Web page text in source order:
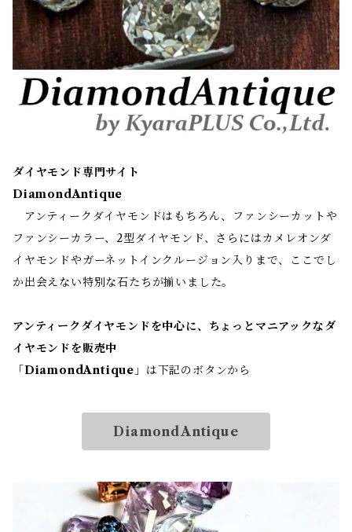
ダイヤモンド専門サイト
DiamondAntique
アンティークダイヤモンドはもちろん、ファンシーカットや
ファンシーカラー、2型ダイヤモンド、さらにはカメレオンダ
イヤモンドやガーネットインクルージョン入りまで、ここでし
か出会えない特別な石たちが揃いました。
アンティークダイヤモンドを中心に、ちょっとマニアックなダ
イヤモンドを販売中
「DiamondAntique 」は下記のボタンから
DiamondAntique